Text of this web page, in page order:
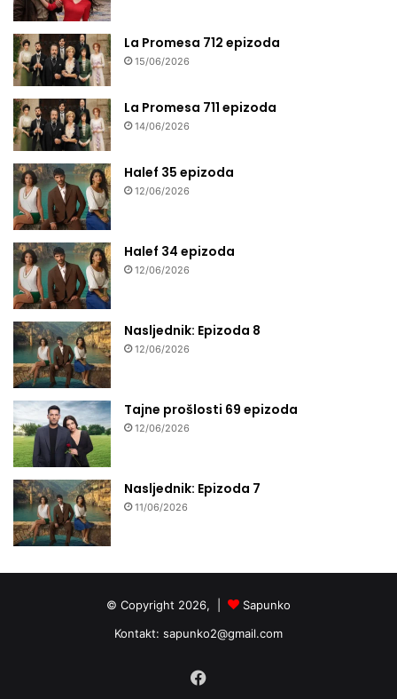
La Promesa 712 epizoda
15/06/2026
La Promesa 711 epizoda
14/06/2026
Halef 35 epizoda
12/06/2026
Halef 34 epizoda
12/06/2026
Nasljednik: Epizoda 8
12/06/2026
Tajne prošlosti 69 epizoda
12/06/2026
Nasljednik: Epizoda 7
11/06/2026
© Copyright 2026, |
Sapunko
Kontakt: sapunko2@gmail.com
Facebook